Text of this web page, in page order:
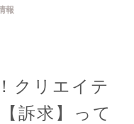
報
クリエイテ
訴求】って